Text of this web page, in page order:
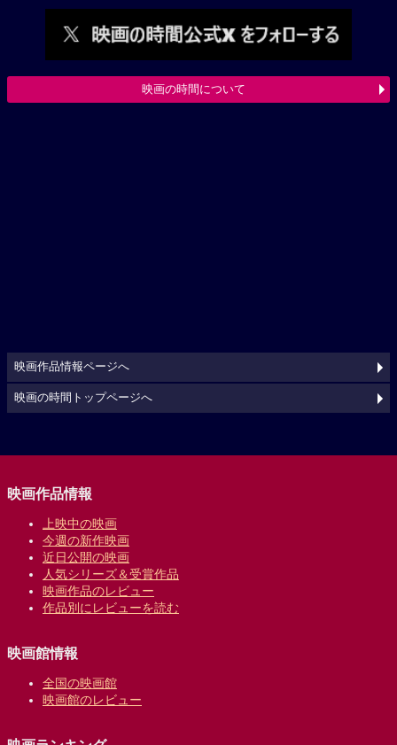
映画の時間について
映画作品情報ページへ
映画の時間トップページへ
映画作品情報
上映中の映画
今週の新作映画
近日公開の映画
人気シリーズ＆受賞作品
映画作品のレビュー
作品別にレビューを読む
映画館情報
全国の映画館
映画館のレビュー